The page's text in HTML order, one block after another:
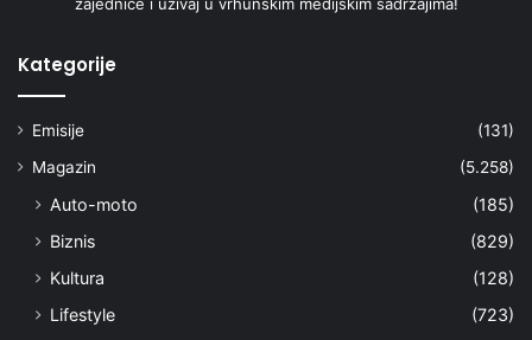
Kategorije
Emisije
(131)
Magazin
(5.258)
Auto-moto
(185)
Biznis
(829)
Kultura
(128)
Lifestyle
(723)